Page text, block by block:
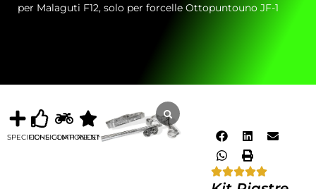
per Malaguti F12, solo per forcelle Ottopuntouno JF-1
SPECIFICHECONSIGLIATICOMPONENTI
RECENSIONI